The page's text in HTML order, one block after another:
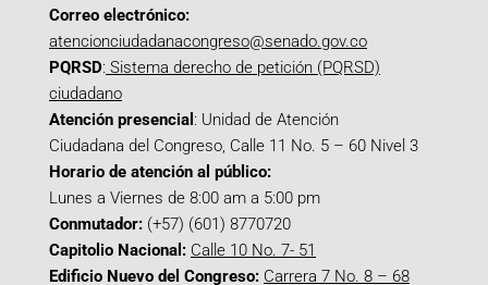
Correo electrónico:
atencionciudadanacongreso@senado.gov.co
PQRSD: Sistema derecho de petición (PQRSD)
ciudadano
Atención presencial : Unidad de Atención
Ciudadana del Congreso, Calle 11 No. 5 – 60 Nivel 3
Horario de atención al público:
Lunes a Viernes de 8:00 am a 5:00 pm
Conmutador: (+57) (601) 8770720
Capitolio Nacional: Calle 10 No. 7- 51
Edificio Nuevo del Congreso: Carrera 7 No. 8 – 68